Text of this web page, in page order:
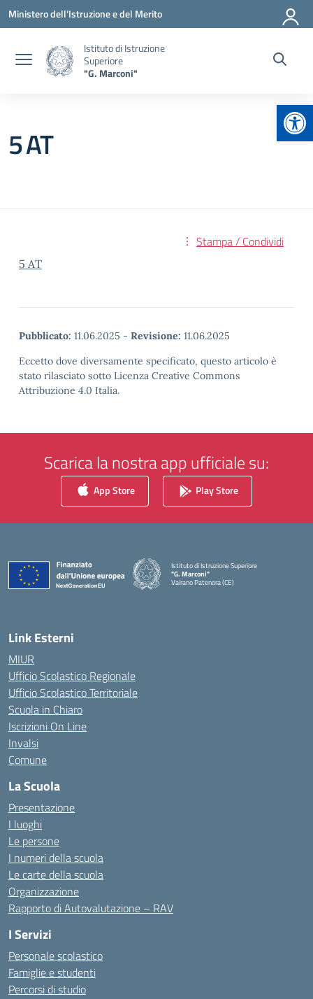
Vai ai contenuti
Vai al menu di navigazione
Vai al footer
Ministero dell'Istruzione e del Merito
Istituto di Istruzione
Superiore
"G. Marconi"
5 AT
Stampa / Condividi
5 AT
Pubblicato: 11.06.2025 - Revisione: 11.06.2025
Eccetto dove diversamente specificato, questo articolo è
stato rilasciato sotto Licenza Creative Commons
Attribuzione 4.0 Italia.
Scarica la nostra app ufficiale su:
App Store Play Store
Istituto di Istruzione Superiore
"G. Marconi"
Vairano Patenora (CE)
Link Esterni
MIUR
Ufficio Scolastico Regionale
Ufficio Scolastico Territoriale
Scuola in Chiaro
Iscrizioni On Line
Invalsi
Comune
La Scuola
Presentazione
I luoghi
Le persone
I numeri della scuola
Le carte della scuola
Organizzazione
Rapporto di Autovalutazione – RAV
I Servizi
Personale scolastico
Famiglie e studenti
Percorsi di studio